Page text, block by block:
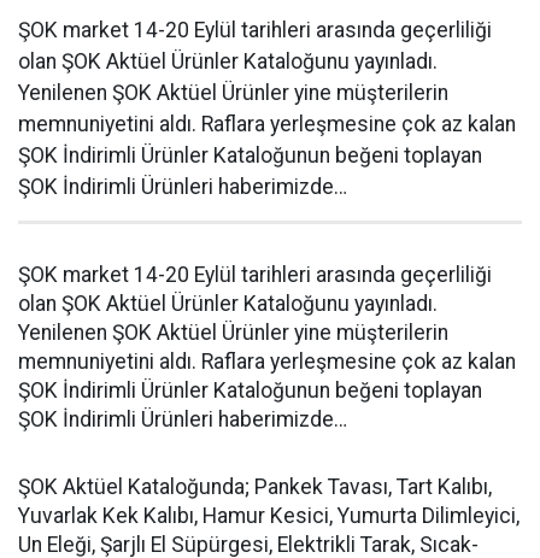
ŞOK market 14-20 Eylül tarihleri arasında geçerliliği
olan ŞOK Aktüel Ürünler Kataloğunu yayınladı.
Yenilenen ŞOK Aktüel Ürünler yine müşterilerin
memnuniyetini aldı. Raflara yerleşmesine çok az kalan
ŞOK İndirimli Ürünler Kataloğunun beğeni toplayan
ŞOK İndirimli Ürünleri haberimizde…
ŞOK market 14-20 Eylül tarihleri arasında geçerliliği
olan ŞOK Aktüel Ürünler Kataloğunu yayınladı.
Yenilenen ŞOK Aktüel Ürünler yine müşterilerin
memnuniyetini aldı. Raflara yerleşmesine çok az kalan
ŞOK İndirimli Ürünler Kataloğunun beğeni toplayan
ŞOK İndirimli Ürünleri haberimizde…
ŞOK Aktüel Kataloğunda; Pankek Tavası, Tart Kalıbı,
Yuvarlak Kek Kalıbı, Hamur Kesici, Yumurta Dilimleyici,
Un Eleği, Şarjlı El Süpürgesi, Elektrikli Tarak, Sıcak-